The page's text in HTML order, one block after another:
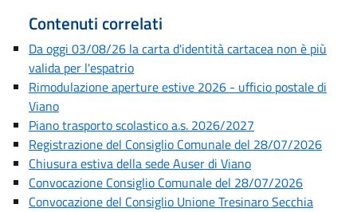
Contenuti correlati
Da oggi 03/08/26 la carta d'identità cartacea non è più
valida per l'espatrio
Rimodulazione aperture estive 2026 - ufficio postale di
Viano
Piano trasporto scolastico a.s. 2026/2027
Registrazione del Consiglio Comunale del 28/07/2026
Chiusura estiva della sede Auser di Viano
Convocazione Consiglio Comunale del 28/07/2026
Convocazione del Consiglio Unione Tresinaro Secchia